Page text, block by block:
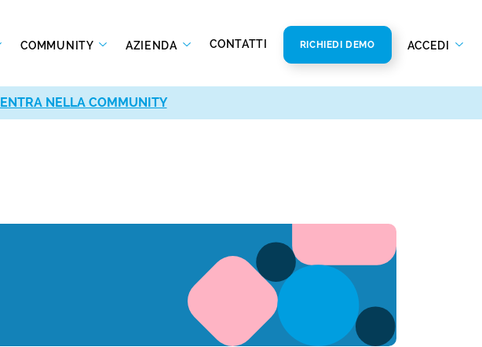
COMMUNITY AZIENDA CONTATTI RICHIEDI DEMO ACCEDI
ENTRA NELLA COMMUNITY